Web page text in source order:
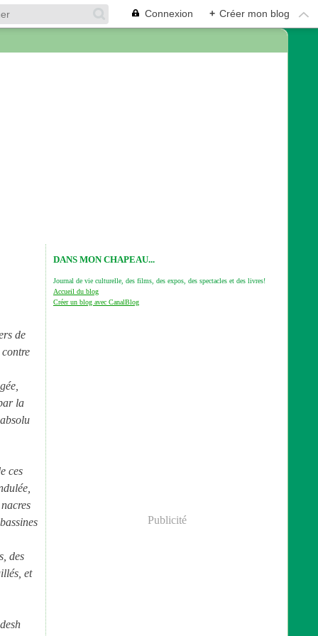
Connexion + Créer mon blog
de
contre
la
ces
des
et
DANS MON CHAPEAU...
Journal de vie culturelle, des films, des expos, des spectacles et des livres!
Accueil du blog
Créer un blog avec CanalBlog
Publicité